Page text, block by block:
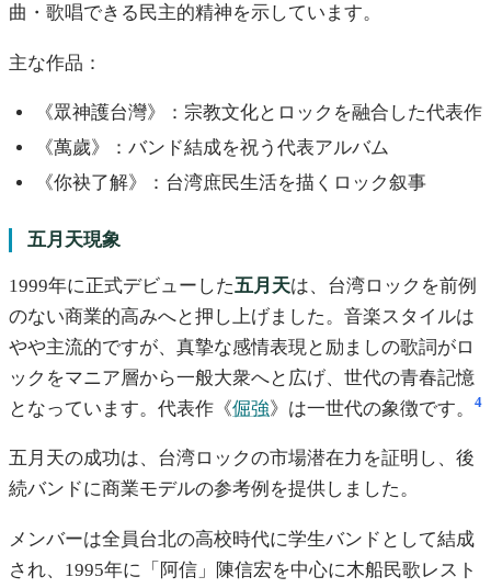
曲・歌唱できる民主的精神を示しています。
主な作品：
《眾神護台灣》：宗教文化とロックを融合した代表作
《萬歲》：バンド結成を祝う代表アルバム
《你袂了解》：台湾庶民生活を描くロック叙事
五月天現象
1999年に正式デビューした五月天は、台湾ロックを前例
のない商業的高みへと押し上げました。音楽スタイルは
やや主流的ですが、真摯な感情表現と励ましの歌詞がロ
ックをマニア層から一般大衆へと広げ、世代の青春記憶
となっています。代表作《倔強》は一世代の象徴です。 4
五月天の成功は、台湾ロックの市場潜在力を証明し、後
続バンドに商業モデルの参考例を提供しました。
メンバーは全員台北の高校時代に学生バンドとして結成
され、1995年に「阿信」陳信宏を中心に木船民歌レスト